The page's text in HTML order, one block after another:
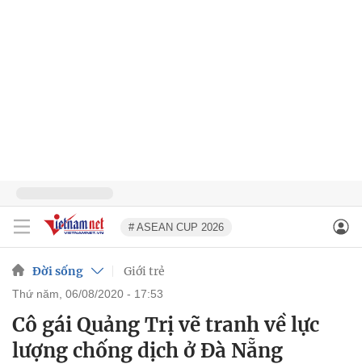
# ASEAN CUP 2026
Đời sống Giới trẻ
thứ năm, 06/08/2020 - 17:53
Cô gái Quảng Trị vẽ tranh về lực
lượng chống dịch ở Đà Nẵng